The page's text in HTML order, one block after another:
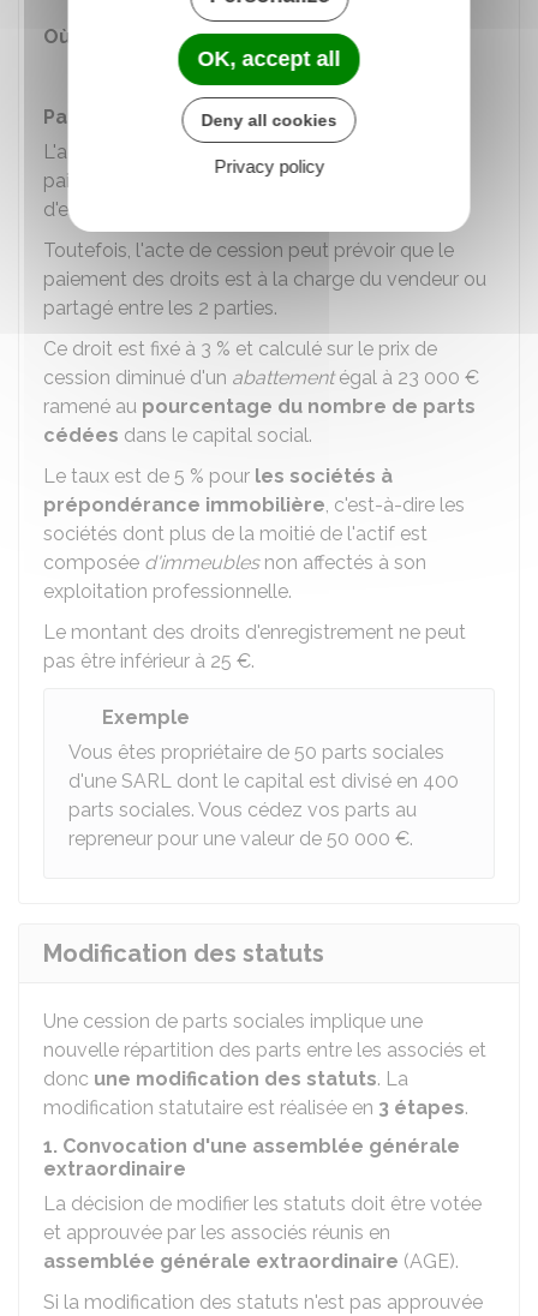
Où s'adresser ?
Service fiscal de l'enregistrement
Paiement des droits d'enregistrement
L'acquisition de parts sociales donne lieu au
paiement
par le repreneurd'un droit
d'enregistrement.
Toutefois, l'acte de cession peut prévoir que le
paiement des droits est à la charge du vendeur ou
partagé entre les 2 parties.
Ce droit est fixé à 3 % et calculé sur le prix de
cession diminué d'un abattementégal à 23 000 €
ramené au pourcentage du nombre de parts
cédées dans le capital social.
Le taux est de 5 % pour les sociétés à
prépondérance immobilière, c'est-à-dire les
sociétés dont plus de la moitié de l'actif est
composée d'immeublesnon affectés à son
exploitation professionnelle.
Le montant des droits d'enregistrement ne peut
pas être inférieur à 25 €.
Exemple
Vous êtes propriétaire de 50 parts sociales
d'une SARL dont le capital est divisé en 400
parts sociales. Vous cédez vos parts au
repreneur pour une valeur de 50 000 €.
Modification des statuts
Une cession de parts sociales implique une
nouvelle répartition des parts entre les associés et
donc une modification des statuts. La
modification statutaire est réalisée en 3 étapes.
1. Convocation d'une assemblée générale
extraordinaire
La décision de modifier les statuts doit être votée
et approuvée par les associés réunis en
assemblée générale extraordinaire (AGE).
Si la modification des statuts n'est pas approuvée
OK, accept all
Deny all cookies
Privacy policy